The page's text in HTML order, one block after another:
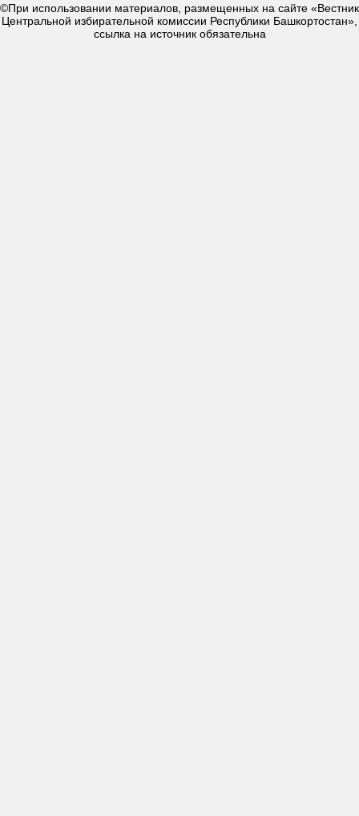
©При использовании материалов, размещенных на сайте «Вестник
Центральной избирательной комиссии Республики Башкортостан»,
ссылка на источник обязательна